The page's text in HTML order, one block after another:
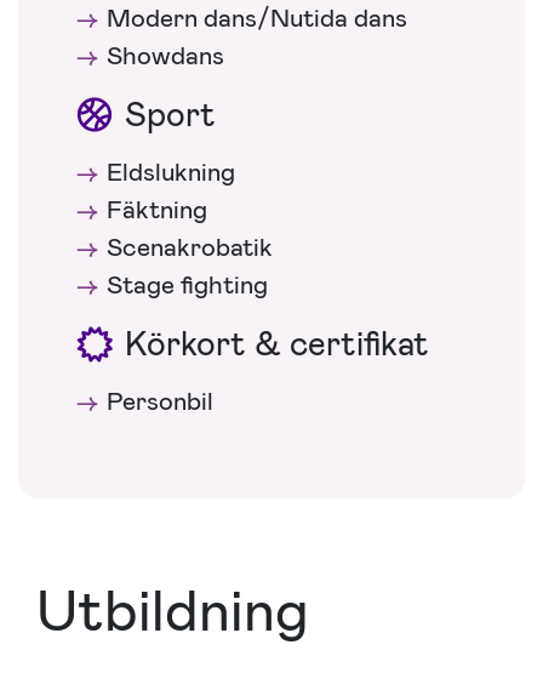
Modern dans/Nutida dans
Showdans
Sport
Eldslukning
Fäktning
Scenakrobatik
Stage fighting
Körkort & certifikat
Personbil
Utbildning